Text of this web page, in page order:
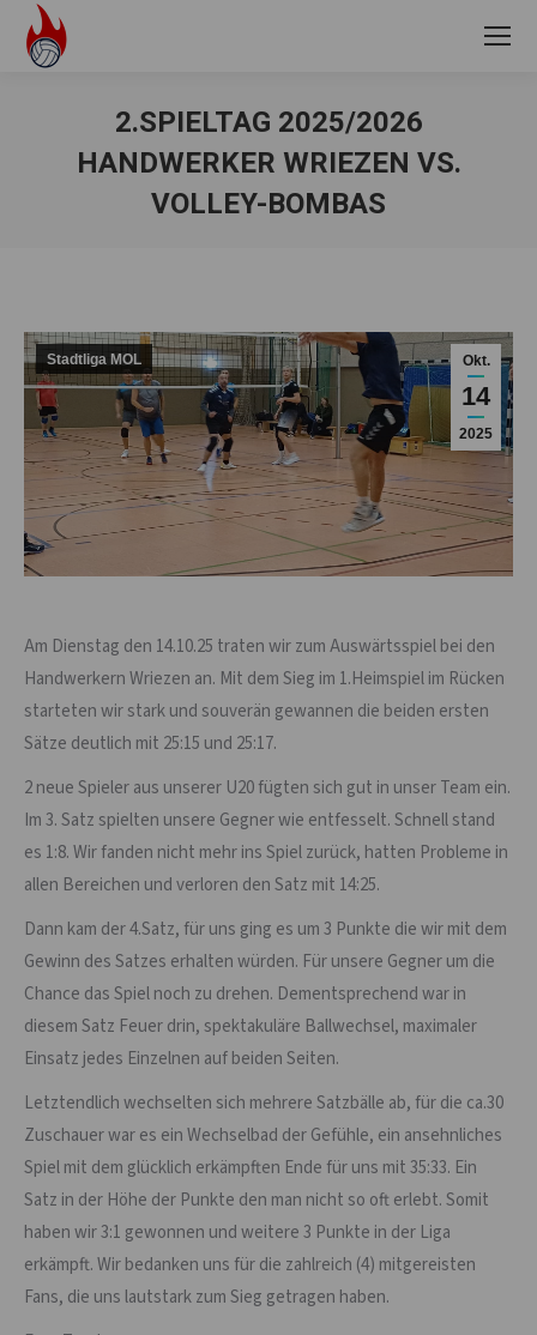
2.SPIELTAG 2025/2026
HANDWERKER WRIEZEN VS.
VOLLEY-BOMBAS
Okt.
14
2025
Stadtliga MOL
Am Dienstag den 14.10.25 traten wir zum Auswärtsspiel bei den
Handwerkern Wriezen an. Mit dem Sieg im 1.Heimspiel im Rücken
starteten wir stark und souverän gewannen die beiden ersten
Sätze deutlich mit 25:15 und 25:17.
2 neue Spieler aus unserer U20 fügten sich gut in unser Team ein.
Im 3. Satz spielten unsere Gegner wie entfesselt. Schnell stand
es 1:8. Wir fanden nicht mehr ins Spiel zurück, hatten Probleme in
allen Bereichen und verloren den Satz mit 14:25.
Dann kam der 4.Satz, für uns ging es um 3 Punkte die wir mit dem
Gewinn des Satzes erhalten würden. Für unsere Gegner um die
Chance das Spiel noch zu drehen. Dementsprechend war in
diesem Satz Feuer drin, spektakuläre Ballwechsel, maximaler
Einsatz jedes Einzelnen auf beiden Seiten.
Letztendlich wechselten sich mehrere Satzbälle ab, für die ca.30
Zuschauer war es ein Wechselbad der Gefühle, ein ansehnliches
Spiel mit dem glücklich erkämpften Ende für uns mit 35:33. Ein
Satz in der Höhe der Punkte den man nicht so oft erlebt. Somit
haben wir 3:1 gewonnen und weitere 3 Punkte in der Liga
erkämpft. Wir bedanken uns für die zahlreich (4) mitgereisten
Fans, die uns lautstark zum Sieg getragen haben.